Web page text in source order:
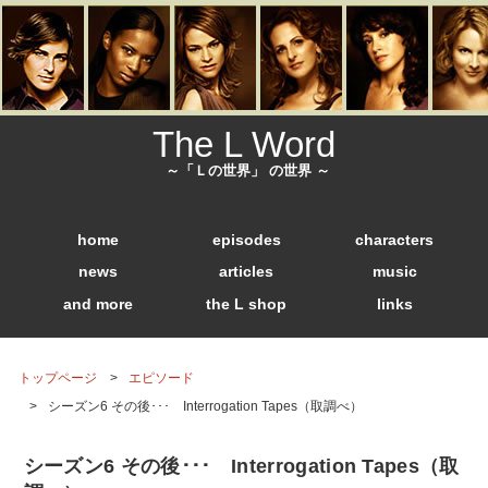
The L Word
～「Ｌの世界」 の世界 ～
home episodes
characters
news
articles
music
and more
the L shop links
トップページ エピソード
シーズン6 その後･･･ Interrogation Tapes（取調べ）
シーズン6 その後･･･ Interrogation Tapes（取